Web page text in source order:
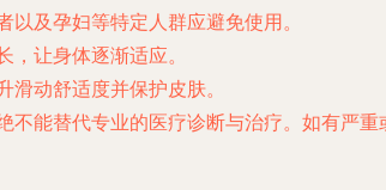
以及孕妇等特定人群应避免使用。
，让身体逐渐适应。
滑动舒适度并保护皮肤。
不能替代专业的医疗诊断与治疗。如有严重